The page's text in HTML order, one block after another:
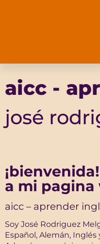
aicc -
josé
a mi pagina
aicc – aprender
Soy José Rodriguez
Español, Alemán, Inglés